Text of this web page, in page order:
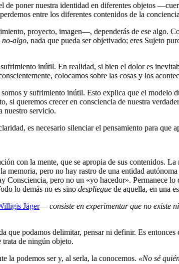
poner nuestra identidad en diferentes objetos
entre los diferentes contenidos de la
proyecto, imagen―, dependerás de ese algo.
no-algo, nada que pueda ser objetivado; eres Sujeto
inútil. En realidad, si bien el dolor es
colocamos sobre las cosas y los
y sufrimiento inútil. Esto explica que el modelo
si queremos crecer en consciencia de nuestra
nuestro servicio.
es necesario silenciar el pensamiento para que
con la mente, que se apropia de sus contenidos. La
memoria, pero no hay rastro de una entidad
pero no un «yo hacedor». Permanece
lo demás no es sino despliegue de aquella, en una
Jäger― consiste en experimentar que no existe
podamos delimitar, pensar ni definir. Es
trata de ningún objeto.
la podemos ser y, al serla, la conocemos. «No sé